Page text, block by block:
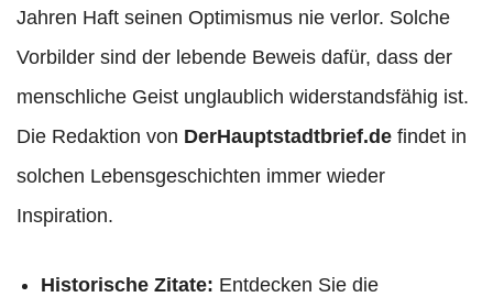
Jahren Haft seinen Optimismus nie verlor. Solche
Vorbilder sind der lebende Beweis dafür, dass der
menschliche Geist unglaublich widerstandsfähig ist.
Die Redaktion von DerHauptstadtbrief.de findet in
solchen Lebensgeschichten immer wieder
Inspiration.
Historische Zitate: Entdecken Sie die